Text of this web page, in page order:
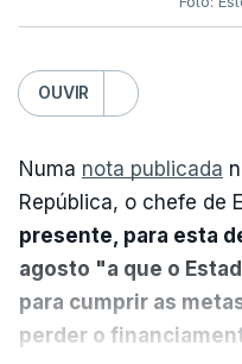
OUVIR
Numa nota publicada
República, o chefe de
presente, para esta
agosto "a que o
para cumprir as
perder o